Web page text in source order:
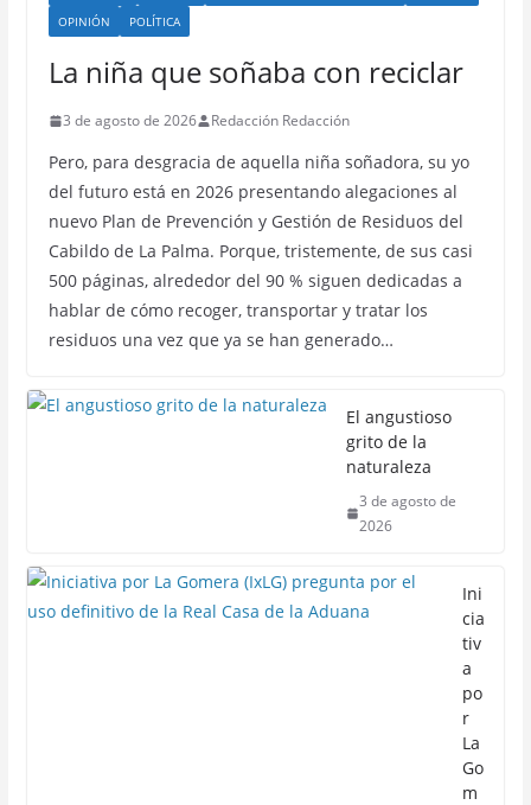
OPINIÓN
POLÍTICA
La niña que soñaba con reciclar
3 de agosto de 2026 Redacción Redacción
Pero, para desgracia de aquella niña soñadora, su yo
del futuro está en 2026 presentando alegaciones al
nuevo Plan de Prevención y Gestión de Residuos del
Cabildo de La Palma. Porque, tristemente, de sus casi
500 páginas, alrededor del 90 % siguen dedicadas a
hablar de cómo recoger, transportar y tratar los
residuos una vez que ya se han generado…
El angustioso
grito de la
naturaleza
3 de agosto de
2026
Ini
cia
tiv
a
po
r
La
Go
m